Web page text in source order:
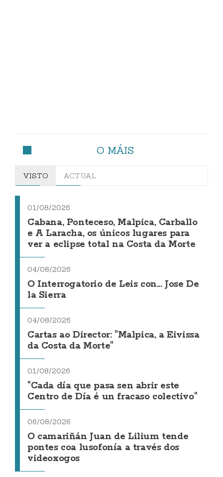
O MÁIS
VISTO ACTUAL
01/08/2026
Cabana, Ponteceso, Malpica, Carballo
e A Laracha, os únicos lugares para
ver a eclipse total na Costa da Morte
04/08/2026
O Interrogatorio de Leis con... Jose De
la Sierra
04/08/2026
Cartas ao Director: "Malpica, a Eivissa
da Costa da Morte"
01/08/2026
"Cada día que pasa sen abrir este
Centro de Día é un fracaso colectivo"
06/08/2026
O camariñán Juan de Lilium tende
pontes coa lusofonía a través dos
videoxogos